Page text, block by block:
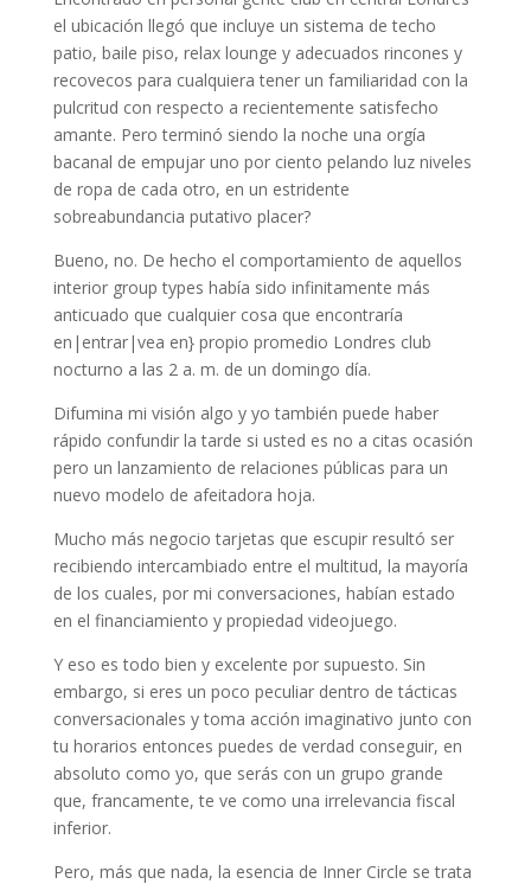
el ubicación llegó que incluye un sistema de techo
patio, baile piso, relax lounge y adecuados rincones y
recovecos para cualquiera tener un familiaridad con la
pulcritud con respecto a recientemente satisfecho
amante. Pero terminó siendo la noche una orgía
bacanal de empujar uno por ciento pelando luz niveles
de ropa de cada otro, en un estridente
sobreabundancia putativo placer?
Bueno, no. De hecho el comportamiento de aquellos
interior group types había sido infinitamente más
anticuado que cualquier cosa que encontraría
en|entrar|vea en} propio promedio Londres club
nocturno a las 2 a. m. de un domingo día.
Difumina mi visión algo y yo también puede haber
rápido confundir la tarde si usted es no a citas ocasión
pero un lanzamiento de relaciones públicas para un
nuevo modelo de afeitadora hoja.
Mucho más negocio tarjetas que escupir resultó ser
recibiendo intercambiado entre el multitud, la mayoría
de los cuales, por mi conversaciones, habían estado
en el financiamiento y propiedad videojuego.
Y eso es todo bien y excelente por supuesto. Sin
embargo, si eres un poco peculiar dentro de tácticas
conversacionales y toma acción imaginativo junto con
tu horarios entonces puedes de verdad conseguir, en
absoluto como yo, que serás con un grupo grande
que, francamente, te ve como una irrelevancia fiscal
inferior.
Pero, más que nada, la esencia de Inner Circle se trata